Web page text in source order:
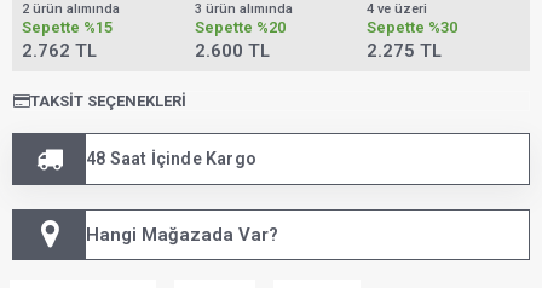
2 ürün alımında
Sepette %15
2.762 TL
3 ürün alımında
Sepette %20
2.600 TL
4 ve üzeri
Sepette %30
2.275 TL
TAKSIT SEÇENEKLERI
48 Saat İçinde Kargo
Hangi Mağazada Var?